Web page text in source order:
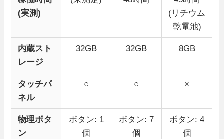
(実測)
(リチウム
乾電池)
内蔵スト
レージ
32GB 32GB 8GB
タッチパ
ネル
○ ○ ×
物理ボタ
ン
ボタン: 1
個
ボタン: 7
個
ボタン: 4
個